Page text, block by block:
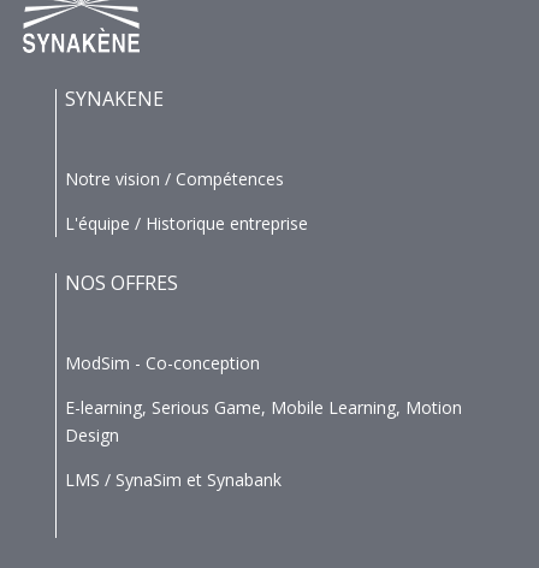
SYNAKENE
Notre vision / Compétences
L'équipe / Historique entreprise
NOS OFFRES
ModSim - Co-conception
E-learning, Serious Game, Mobile Learning, Motion
Design
LMS / SynaSim et Synabank